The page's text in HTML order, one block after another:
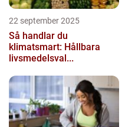
22 september 2025
Så handlar du
klimatsmart: Hållbara
livsmedelsval...